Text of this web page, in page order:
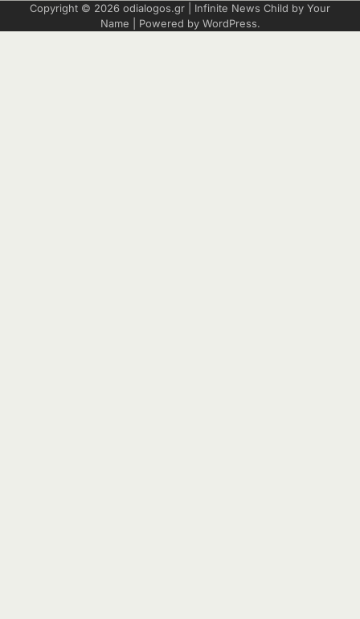
Copyright © 2026 odialogos.gr | Infinite News Child by Your
Name | Powered by WordPress.